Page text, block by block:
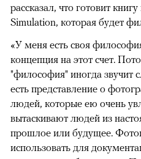
рассказал, что готовит
Simulation, которая будет
«У меня есть своя
концепция на этот счет.
"философия" иногда звучит
есть представление о
людей, которые ею очень
вытаскивают людей из
прошлое или будущее.
использовать для